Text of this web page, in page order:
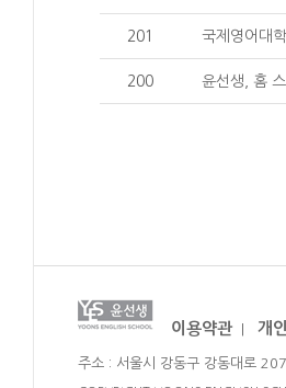
201 국제영어대
200 윤선생, 홈
이용약관 개
주소 : 서울시 강동구 강동대로